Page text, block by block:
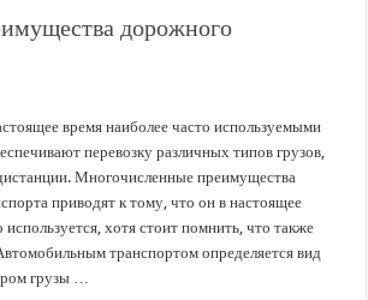
дорожного
время наиболее часто используемыми
перевозку различных типов грузов,
Многочисленные преимущества
приводят к тому, что он в настоящее
используется, хотя стоит помнить, что также
транспортом определяется вид
грузы …